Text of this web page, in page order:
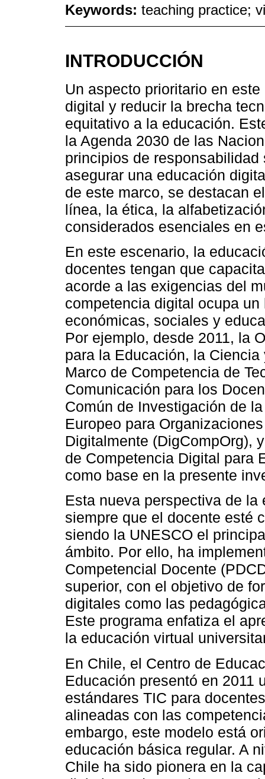
Keywords: teaching practice;
INTRODUCCIÓN
Un aspecto prioritario en
digital y reducir la brecha
equitativo a la educación.
la Agenda 2030 de las
principios de
asegurar una educación
de este marco, se destacan
línea, la ética, la
considerados esenciales en
En este escenario, la
docentes tengan que
acorde a las exigencias del
competencia digital ocupa
económicas, sociales y
Por ejemplo, desde 2011, la
para la Educación, la
Marco de Competencia de
Comunicación para los
Común de Investigación de
Europeo para
Digitalmente (DigCompOrg),
de Competencia Digital para
como base en la presente
Esta nueva perspectiva de
siempre que el docente esté
siendo la UNESCO el
ámbito. Por ello, ha
Competencial Docente
superior, con el objetivo de
digitales como las
Este programa enfatiza el
la educación virtual
En Chile, el Centro de
Educación presentó en 2011
estándares TIC para
alineadas con las
embargo, este modelo está
educación básica regular. A
Chile ha sido pionera en la